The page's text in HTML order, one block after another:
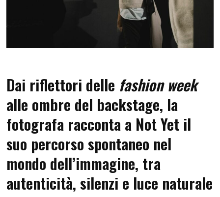
Dai riflettori delle fashion week
alle ombre del backstage, la
fotografa racconta a Not Yet il
suo percorso spontaneo nel
mondo dell’immagine, tra
autenticità, silenzi e luce naturale